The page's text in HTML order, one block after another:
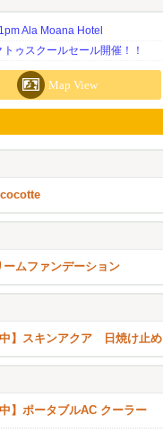
Ala Moana Hotel
ゥスクールセール開催！！
Map View
ームファンデーション
中】スキンアクア 日焼け止め
中】ポータブルAC クーラー